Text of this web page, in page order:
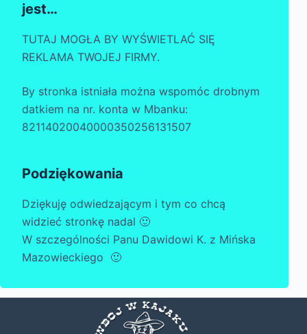
jest…
TUTAJ MOGŁA BY WYŚWIETLAĆ SIĘ
REKLAMA TWOJEJ FIRMY.
By stronka istniała można wspomóc drobnym
datkiem na nr. konta w Mbanku:
82114020040000350256131507
Podziękowania
Dziękuję odwiedzającym i tym co chcą
widzieć stronkę nadal 🙂
W szczególności Panu Dawidowi K. z Mińska
Mazowieckiego 🙂